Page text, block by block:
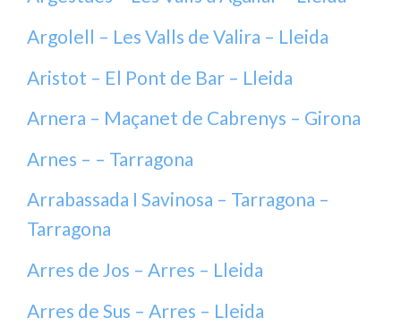
Argolell – Les Valls de Valira – Lleida
Aristot – El Pont de Bar – Lleida
Arnera – Maçanet de Cabrenys – Girona
Arnes – – Tarragona
Arrabassada I Savinosa – Tarragona –
Tarragona
Arres de Jos – Arres – Lleida
Arres de Sus – Arres – Lleida